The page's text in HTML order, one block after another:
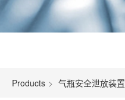
Products 气瓶安全泄放装置